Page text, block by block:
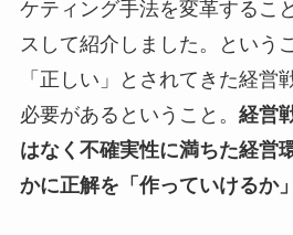
ケティング手法を変革するこ
スして紹介しました。という
「正しい」とされてきた経営
必要があるということ。 経営
はなく不確実性に満ちた経営
かに正解を「作っていけるか